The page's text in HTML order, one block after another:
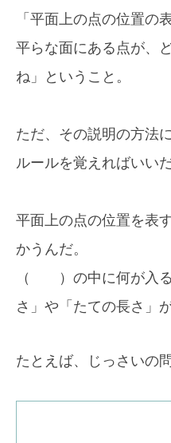
「平面上の点の位置の
平らな面にある点が、
ね」ということ。
ただ、その説明の方法
ルールを覚えればいい
平面上の点の位置を
かうんだ。
（ ）の中に何が入る
さ」や「たての長さ」
たとえば、じっさいの